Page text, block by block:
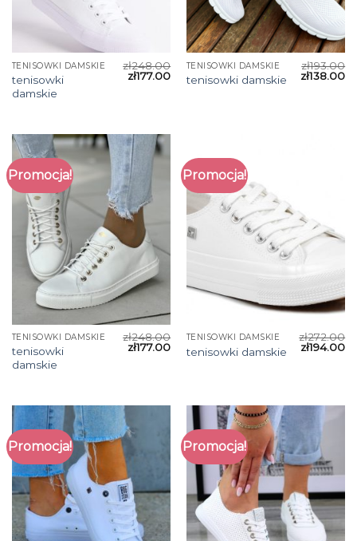
TENISOWKI DAMSKIE
tenisowki
damskie
zł248.00
zł177.00
TENISOWKI DAMSKIE
tenisowki damskie
zł193.00
zł138.00
Promocja!
TENISOWKI DAMSKIE
tenisowki
damskie
zł248.00
zł177.00
Promocja!
TENISOWKI DAMSKIE
tenisowki damskie
zł272.00
zł194.00
Promocja! Promocja!